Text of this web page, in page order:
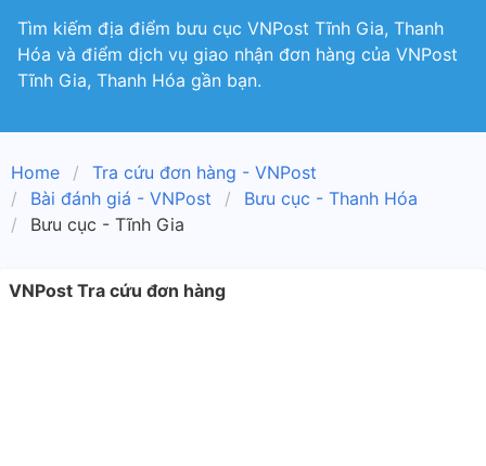
Tìm kiếm địa điểm bưu cục VNPost Tĩnh Gia, Thanh
Hóa và điểm dịch vụ giao nhận đơn hàng của VNPost
Tĩnh Gia, Thanh Hóa gần bạn.
Home
Tra cứu đơn hàng - VNPost
Bài đánh giá - VNPost
Bưu cục - Thanh Hóa
Bưu cục - Tĩnh Gia
VNPost Tra cứu đơn hàng